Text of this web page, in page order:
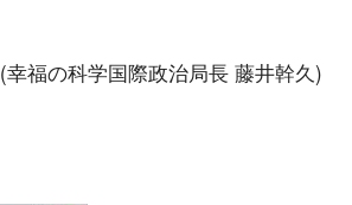
(幸福の科学国際政治局長 藤井幹久)